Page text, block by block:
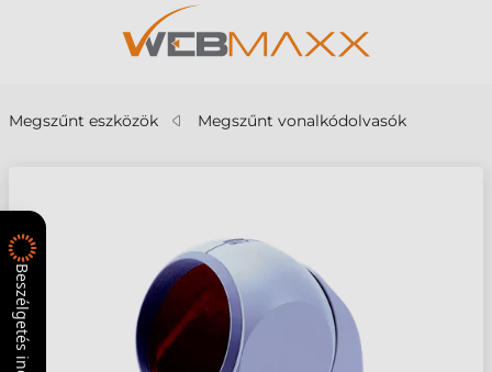
Megszűnt eszközök Megszűnt vonalkódolvasók
Beszélgetés indítása